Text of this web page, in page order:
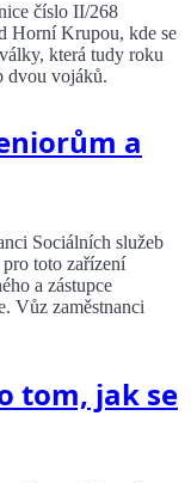
číslo II/268
Horní Krupou, kde se
která tudy roku
dvou vojáků.
a
Sociálních služeb
toto zařízení
a zástupce
Vůz zaměstnanci
tom, jak se